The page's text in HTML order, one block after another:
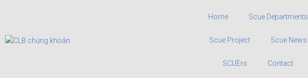
Home Scue Departments
Scue Project Scue News
SCUErs Contact